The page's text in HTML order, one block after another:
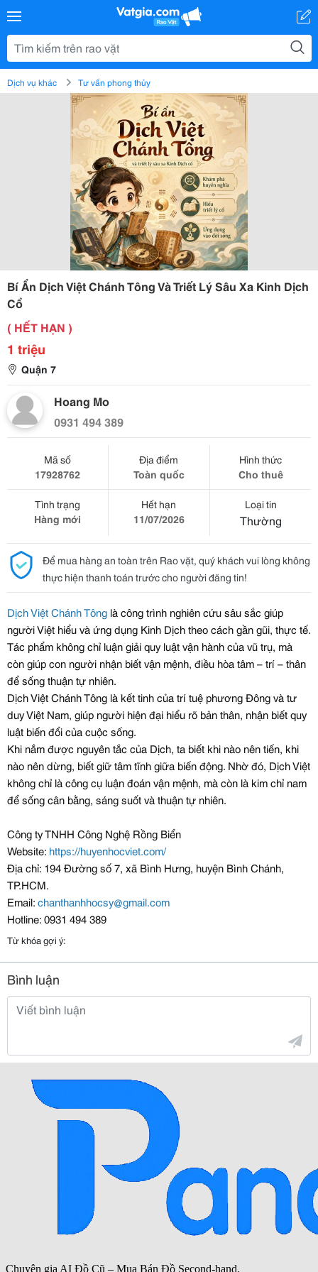
Dịch vụ khác Tư vấn phong thủy
Bí Ẩn Dịch Việt Chánh Tông Và Triết Lý Sâu Xa Kinh Dịch
Cổ
( HẾT HẠN )
1 triệu
Quận 7
Hoang Mo
0931 494 389
Mã số
17928762
Địa điểm
Toàn quốc
Hình thức
Cho thuê
Tình trạng
Hàng mới
Hết hạn
11/07/2026
Loại tin
Thường
Để mua hàng an toàn trên Rao vặt, quý khách vui lòng không
thực hiện thanh toán trước cho người đăng tin!
Dịch Việt Chánh Tông là công trình nghiên cứu sâu sắc giúp
người Việt hiểu và ứng dụng Kinh Dịch theo cách gần gũi, thực tế.
Tác phẩm không chỉ luận giải quy luật vận hành của vũ trụ, mà
còn giúp con người nhận biết vận mệnh, điều hòa tâm – trí – thân
để sống thuận tự nhiên.
Dịch Việt Chánh Tông là kết tinh của trí tuệ phương Đông và tư
duy Việt Nam, giúp người hiện đại hiểu rõ bản thân, nhận biết quy
luật biến đổi của cuộc sống.
Khi nắm được nguyên tắc của Dịch, ta biết khi nào nên tiến, khi
nào nên dừng, biết giữ tâm tĩnh giữa biến động. Nhờ đó, Dịch Việt
không chỉ là công cụ luận đoán vận mệnh, mà còn là kim chỉ nam
để sống cân bằng, sáng suốt và thuận tự nhiên.
Công ty TNHH Công Nghệ Rồng Biển
Website: https://huyenhocviet.com/
Địa chỉ: 194 Đường số 7, xã Bình Hưng, huyện Bình Chánh,
TP.HCM.
Email:chanthanhhocsy@gmail.com
Hotline: 0931 494 389
Từ khóa gợi ý:
Bình luận